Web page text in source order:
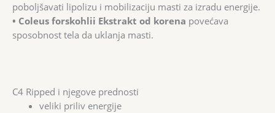
poboljšavati lipolizu i mobilizaciju masti za izradu energije.
• Coleus forskohlii Ekstrakt od korena povećava
sposobnost tela da uklanja masti.
C4 Ripped i njegove prednosti
veliki priliv energije